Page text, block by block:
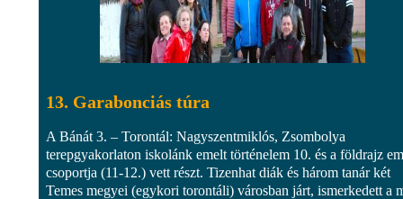
13. Garabonciás túra
A Bánát 3. – Torontál: Nagyszentmiklós, Zsombolya
terepgyakorlaton iskolánk emelt történelem 10. és a földrajz
csoportja (11-12.) vett részt. Tizenhat diák és három tanár két
Temes megyei (egykori torontáli) városban járt, ismerkedett a